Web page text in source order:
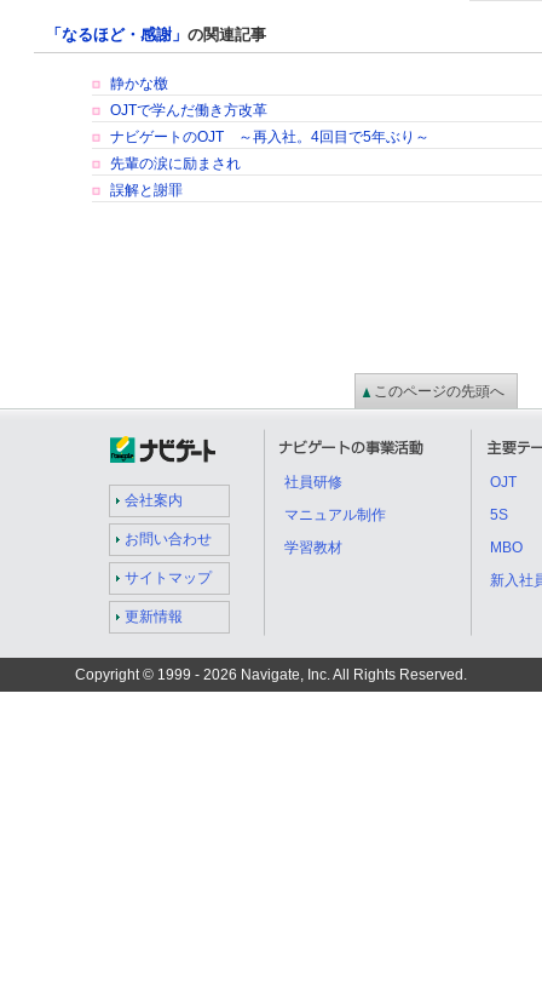
「なるほど・感謝」 の関連記事
静かな檄
OJTで学んだ働き方改革
ナビゲートのOJT ～再入社。4回目で5年ぶり～
先輩の涙に励まされ
誤解と謝罪
このページの先頭へ
会社案内
お問い合わせ
サイトマップ
更新情報
社員研修
マニュアル制作
学習教材
OJT
5S
MBO
新入社
Copyright © 1999 - 2026 Navigate, Inc. All Rights Reserved.